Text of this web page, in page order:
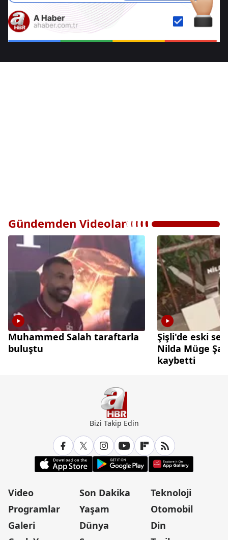
Gündemden Videolar
Muhammed Salah taraftarla
buluştu
Şişli'de eski
Nilda Müge
kaybetti
Bizi Takip Edin
Video
Programlar
Galeri
Son Dakika
Yaşam
Dünya
Teknoloji
Otomobil
Din